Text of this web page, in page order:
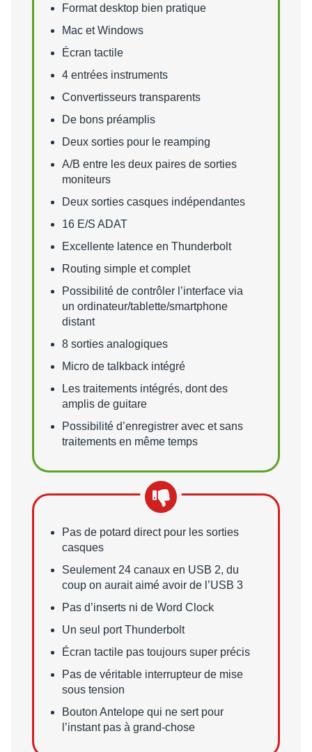
Format desktop bien pratique
Mac et Windows
Écran tactile
4 entrées instruments
Convertisseurs transparents
De bons préamplis
Deux sorties pour le reamping
A/B entre les deux paires de sorties
moniteurs
Deux sorties casques indépendantes
16 E/S ADAT
Excellente latence en Thunderbolt
Routing simple et complet
Possibilité de contrôler l’interface via
un ordinateur/tablette/smartphone
distant
8 sorties analogiques
Micro de talkback intégré
Les traitements intégrés, dont des
amplis de guitare
Possibilité d’enregistrer avec et sans
traitements en même temps
Points faibles
Pas de potard direct pour les sorties
casques
Seulement 24 canaux en USB 2, du
coup on aurait aimé avoir de l’USB 3
Pas d’inserts ni de Word Clock
Un seul port Thunderbolt
Écran tactile pas toujours super précis
Pas de véritable interrupteur de mise
sous tension
Bouton Antelope qui ne sert pour
l’instant pas à grand-chose